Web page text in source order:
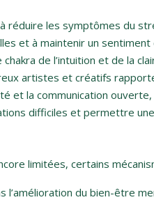
les symptômes du
et à maintenir un
de l’intuition et de la
artistes et créatifs
et la communication
difficiles et permettre
limitées, certains
du bien-être